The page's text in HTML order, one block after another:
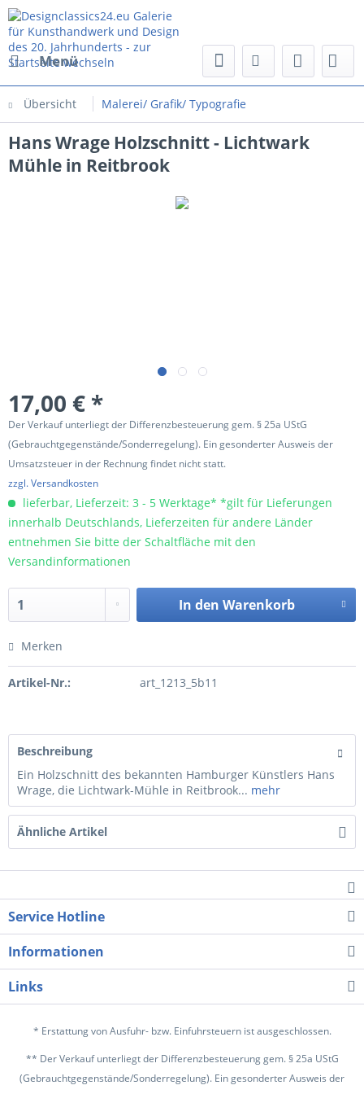
Menü
Übersicht Malerei/ Grafik/ Typografie
Hans Wrage Holzschnitt - Lichtwark
Mühle in Reitbrook
17,00 € *
Der Verkauf unterliegt der Differenzbesteuerung gem. § 25a UStG
(Gebrauchtgegenstände/Sonderregelung). Ein gesonderter Ausweis der
Umsatzsteuer in der Rechnung findet nicht statt.
zzgl. Versandkosten
lieferbar, Lieferzeit: 3 - 5 Werktage* *gilt für Lieferungen
innerhalb Deutschlands, Lieferzeiten für andere Länder
entnehmen Sie bitte der Schaltfläche mit den
Versandinformationen
In den Warenkorb
Merken
Artikel-Nr.: art_1213_5b11
Beschreibung
Ein Holzschnitt des bekannten Hamburger Künstlers Hans
Wrage, die Lichtwark-Mühle in Reitbrook... mehr
Ähnliche Artikel
Service Hotline
Informationen
Links
* Erstattung von Ausfuhr- bzw. Einfuhrsteuern ist ausgeschlossen.
** Der Verkauf unterliegt der Differenzbesteuerung gem. § 25a UStG
(Gebrauchtgegenstände/Sonderregelung). Ein gesonderter Ausweis der